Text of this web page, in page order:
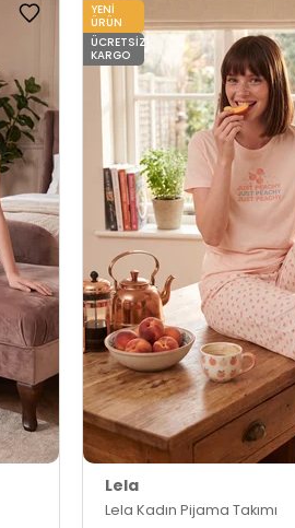
Lela
Lela Kadın Pijama Takımı
YENI
ÜRÜN
ÜCRETSIZ
KARGO